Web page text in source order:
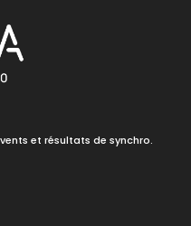
et résultats de synchro.